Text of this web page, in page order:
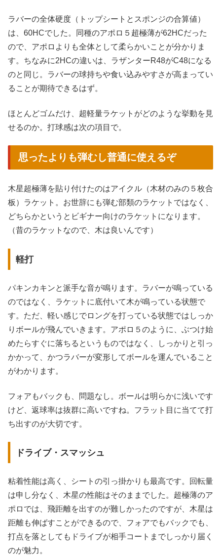
ラバーの全体硬度（トップシートとスポンジの合算値）
は、60HCでした。同種のアポロ５超極薄が62HCだった
ので、アポロよりも全体として柔らかいことが分かりま
す。ちなみに2HCの違いは、ラザンターR48がC48になる
のと同じ。ラバーの球持ちや食い込みやすさが高まってい
ることが期待できるはず。
ほとんどゴムだけ、超軽量ラケットがどのような挙動を見
せるのか。打球感は次の項目で。
思ったよりも弾むし普通に使えるぞ
木星超極薄を貼り付けたのはアイクル（木材のみの５枚合
板）ラケット。お世辞にも弾む部類のラケットではなく、
どちらかというとビギナー向けのラケットになります。
（昔のラケットなので、木は良いんです）
軽打
パキンカキンと派手な音が鳴ります。ラバーが鳴っている
のではなく、ラケットに底付いて木が鳴っている状態で
す。ただ、軽い感じでロングを打っている状態ではしっか
りボールが飛んでいきます。アポロ５のように、ぶつけ始
めたらすぐに落ちるというものではなく、しっかりと引っ
かかって、かつラバーが変形してボールを運んでいること
がわかります。
フォアもバックも、問題なし。ボールは明らかに浅いです
けど、返球率は抜群に高いですね。フラット目に当てて打
ち出すのが大切です。
ドライブ・スマッシュ
粘着性能は高く、シートの引っ掛かりも最高です。回転量
は申し分なく、木星の性能はそのままでした。超極薄のア
ポロでは、飛距離を出すのが難しかったのですが、木星は
距離も伸ばすことができるので、フォアでもバックでも、
打点を落としてもドライブが相手コートまでしっかり届く
のが魅力。